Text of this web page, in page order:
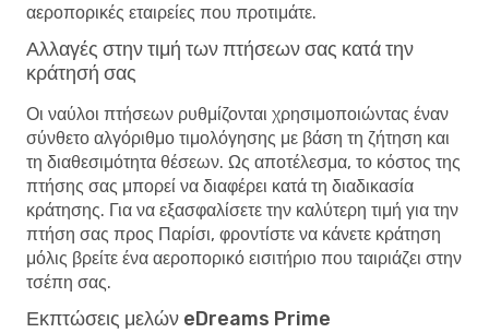
αεροπορικές εταιρείες που προτιμάτε.
Αλλαγές στην τιμή των πτήσεων σας κατά την
κράτησή σας
Οι ναύλοι πτήσεων ρυθμίζονται χρησιμοποιώντας έναν
σύνθετο αλγόριθμο τιμολόγησης με βάση τη ζήτηση και
τη διαθεσιμότητα θέσεων. Ως αποτέλεσμα, το κόστος της
πτήσης σας μπορεί να διαφέρει κατά τη διαδικασία
κράτησης. Για να εξασφαλίσετε την καλύτερη τιμή για την
πτήση σας προς Παρίσι, φροντίστε να κάνετε κράτηση
μόλις βρείτε ένα αεροπορικό εισιτήριο που ταιριάζει στην
τσέπη σας.
Εκπτώσεις μελών eDreams Prime